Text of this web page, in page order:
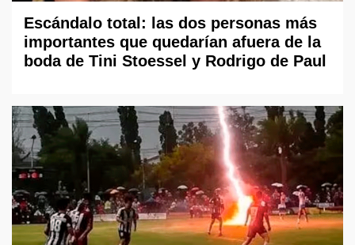
Escándalo total: las dos personas más
importantes que quedarían afuera de la
boda de Tini Stoessel y Rodrigo de Paul